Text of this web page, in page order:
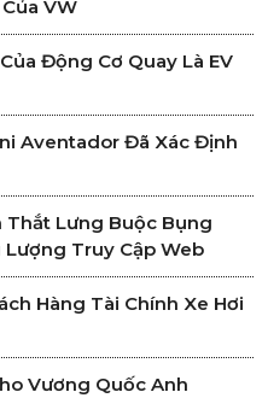
VW
Động Cơ Quay Là EV
Aventador Đã Xác Định
Thắt Lưng Buộc Bụng
Truy Cập Web
Hàng Tài Chính Xe Hơi
Vương Quốc Anh